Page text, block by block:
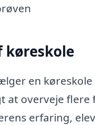
køreskole
en
at overveje flere
erfaring,